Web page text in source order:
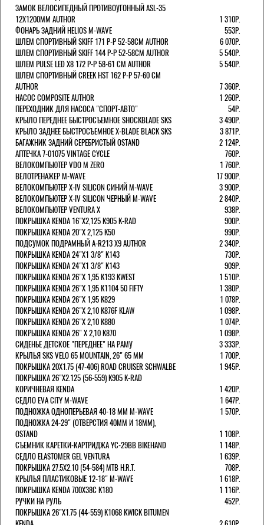
ЗАМОК ВЕЛОСИПЕДНЫЙ ПРОТИВОУГОННЫЙ ASL-35
12Х1200ММ AUTHOR
1 310Р.
ФОНАРЬ ЗАДНИЙ HELIOS M-WAVE
553Р.
ШЛЕМ СПОРТИВНЫЙ SKIFF 171 Р-Р 52-58СМ AUTHOR
6 070Р.
ШЛЕМ СПОРТИВНЫЙ SKIFF 144 Р-Р 52-58СМ AUTHOR
5 540Р.
ШЛЕМ PULSE LED X8 172 Р-Р 58-61 СМ AUTHOR
5 540Р.
ШЛЕМ СПОРТИВНЫЙ CREEK HST 162 Р-Р 57-60 СМ
AUTHOR
7 360Р.
НАСОС COMPOSITE AUTHOR
1 260Р.
ПЕРЕХОДНИК ДЛЯ НАСОСА "СПОРТ-АВТО"
54Р.
КРЫЛО ПЕРЕДНЕЕ БЫСТРОСЪЕМНОЕ SHOCKBLADE SKS
3 490Р.
КРЫЛО ЗАДНЕЕ БЫСТРОСЪЕМНОЕ X-BLADE BLACK SKS
3 871Р.
БАГАЖНИК ЗАДНИЙ СЕРЕБРИСТЫЙ OSTAND
2 124Р.
АПТЕЧКА 7-01075 VINTAGE CYCLE
760Р.
ВЕЛОКОМПЬЮТЕР VDO M ZERO
1 760Р.
ВЕЛОТРЕНАЖЕР M-WAVE
17 900Р.
ВЕЛОКОМПЬЮТЕР X-IV SILICON СИНИЙ M-WAVE
3 900Р.
ВЕЛОКОМПЬЮТЕР X-IV SILICON ЧЕРНЫЙ M-WAVE
2 840Р.
ВЕЛОКОМПЬЮТЕР VENTURA Х
938Р.
ПОКРЫШКА KENDA 16"Х2,125 K905 K-RAD
900Р.
ПОКРЫШКА KENDA 20"Х 2,125 K50
990Р.
ПОДСУМОК ПОДРАМНЫЙ A-R213 X9 AUTHOR
2 340Р.
ПОКРЫШКА KENDA 24"Х1 3/8" K143
730Р.
ПОКРЫШКА KENDA 24"Х1 3/8" K143
909Р.
ПОКРЫШКА KENDA 26"Х 1,95 K193 KWEST
1 510Р.
ПОКРЫШКА KENDA 26"Х 1,95 K1104 50 FIFTY
1 380Р.
ПОКРЫШКА KENDA 26"Х 1,95 K829
1 078Р.
ПОКРЫШКА KENDA 26"Х 2,10 K876F KLAW
1 098Р.
ПОКРЫШКА KENDA 26"Х 2,10 K880
1 074Р.
ПОКРЫШКА KENDA 26" Х 2,10 K870
1 098Р.
СИДЕНЬЕ ДЕТСКОЕ "ПЕРЕДНЕЕ" НА РАМУ
3 333Р.
КРЫЛЬЯ SKS VELO 65 MOUNTAIN, 26" 65 ММ
1 700Р.
ПОКРЫШКА 20X1.75 (47-406) ROAD CRUISER SCHWALBE
1 945Р.
ПОКРЫШКА 26"Х2.125 (56-559) K905 K-RAD
КОРИЧНЕВАЯ KENDA
1 420Р.
СЕДЛО EVA CITY M-WAVE
1 647Р.
ПОДНОЖКА ОДНОПЕРЬЕВАЯ 40-18 ММ M-WAVE
1 570Р.
ПОДНОЖКА 24-29" (ОТВЕРСТИЯ 40ММ И 18ММ),
OSTAND
1 108Р.
СЪЕМНИК КАРЕТКИ-КАРТРИДЖА YC-29BB BIKEHAND
1 148Р.
СЕДЛО ELASTOMER GEL VENTURA
1 639Р.
ПОКРЫШКА 27.5X2.10 (54-584) MTB H.R.T.
708Р.
КРЫЛЬЯ ПЛАСТИКОВЫЕ 12-18" M-WAVE
1 618Р.
ПОКРЫШКА KENDA 700Х38С K180
1 116Р.
РУЧКИ НА РУЛЬ
452Р.
ПОКРЫШКА 26"Х1.75 (44-559) K1068 KWICK BITUMEN